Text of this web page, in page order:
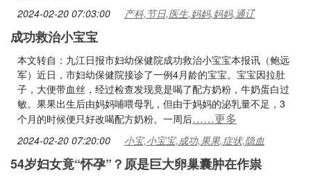
2024-02-20 07:03:00 产科,节日,医生,妈妈,妈妈,通辽
成功救治小宝宝
本文转自：九江日报市妇幼保健院成功救治小宝宝本报讯（鲍远
军）近日，市妇幼保健院接诊了一例4月龄的宝宝。宝宝因拉肚
子，大便带血丝，经过检查发现竟是喝了配方奶粉，牛奶蛋白过
敏。果果出生后由妈妈哺喂母乳，但由于妈妈的泌乳量不足，3
个月的时候便只好改喝配方奶粉。一周后……更多
2024-02-20 07:20:00 小宝,小宝宝,成功,果果,症状,隐血
54岁妇女竟“怀孕”？原是巨大卵巢囊肿在作祟